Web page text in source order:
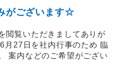
がございます☆
閲覧いただきましてありが
月27日を社内行事のため 臨
案内などのご希望がござい